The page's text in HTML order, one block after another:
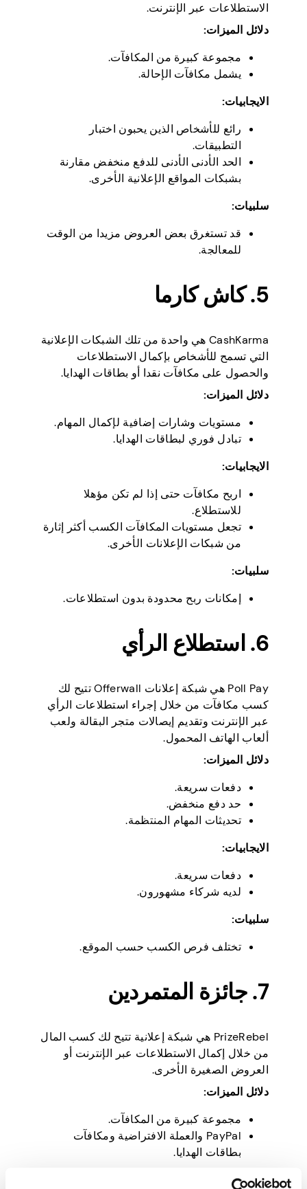
الاستطلاعات عبر الإنترنت.
دلائل الميزات:
مجموعة كبيرة من المكافآت.
يشمل مكافآت الإحالة.
الايجابيات:
رائع للأشخاص الذين يحبون اختبار
التطبيقات.
الحد الأدنى الأدنى للدفع منخفض مقارنة
بشبكات المواقع الإعلانية الأخرى.
سلبيات:
قد تستغرق بعض العروض مزيدا من الوقت
للمعالجة.
5. كاش كارما
CashKarma هي واحدة من تلك الشبكات الإعلانية
التي تسمح للأشخاص بإكمال الاستطلاعات
والحصول على مكافآت نقدا أو بطاقات الهدايا.
دلائل الميزات:
مستويات وشارات إضافية لإكمال المهام.
تبادل فوري لبطاقات الهدايا.
الايجابيات:
اربح مكافآت حتى إذا لم تكن مؤهلا
للاستطلاع.
تجعل مستويات المكافآت الكسب أكثر إثارة
من شبكات الإعلانات الأخرى.
سلبيات:
إمكانات ربح محدودة بدون استطلاعات.
6. استطلاع الرأي
Poll Pay هي شبكة إعلانات Offerwall تتيح لك
كسب مكافآت من خلال إجراء استطلاعات الرأي
عبر الإنترنت وتقديم إيصالات متجر البقالة ولعب
ألعاب الهاتف المحمول.
دلائل الميزات:
دفعات سريعة.
حد دفع منخفض.
تحديثات المهام المنتظمة.
الايجابيات:
دفعات سريعة.
لديه شركاء مشهورون.
سلبيات:
تختلف فرص الكسب حسب الموقع.
7. جائزة المتمردين
PrizeRebel هي شبكة إعلانية تتيح لك كسب المال
من خلال إكمال الاستطلاعات عبر الإنترنت أو
العروض الصغيرة الأخرى.
دلائل الميزات:
مجموعة كبيرة من المكافآت.
PayPal والعملة الافتراضية ومكافآت
بطاقات الهدايا.
الايجابيات: